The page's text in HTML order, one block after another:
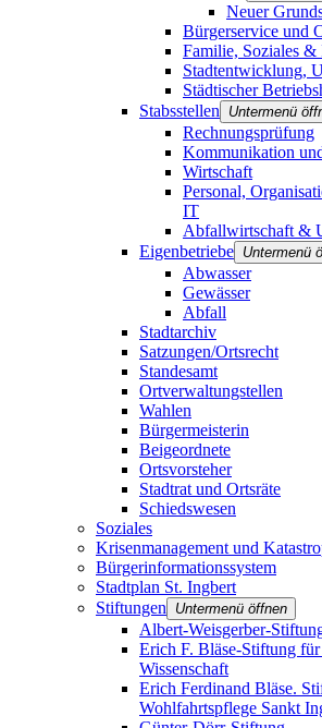
Neuer
Bürgerservice und
Familie, Soziales &
Stadtentwicklung,
Städtischer
Stabsstellen
Untermenü
Rechnungsprüfung
Kommunikation
Wirtschaft
Personal,
IT
Abfallwirtschaft &
Eigenbetriebe Untermenü
Abwasser
Gewässer
Abfall
Stadtarchiv
Satzungen/Ortsrecht
Standesamt
Ortverwaltungstellen
Wahlen
Bürgermeisterin
Beigeordnete
Ortsvorsteher
Stadtrat und Ortsräte
Schiedswesen
Soziales
Krisenmanagement und
Bürgerinformationssystem
Stadtplan St. Ingbert
Stiftungen
Untermenü öffnen
Albert-Weisgerber-
Erich F. Bläse-Stiftung
Wissenschaft
Erich Ferdinand Bläse.
Wohlfahrtspflege Sankt